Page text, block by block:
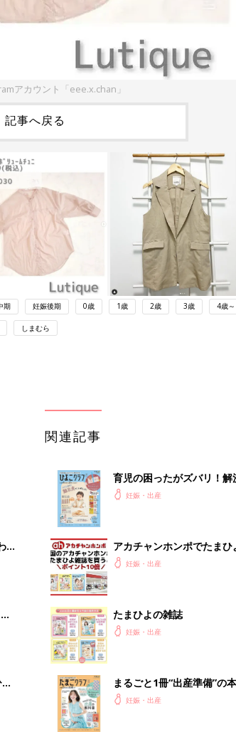
アカウント「eee.x.chan」
記事へ戻る
期 妊娠後期 0歳 1歳 2歳 3歳 4歳～
しまむら
か
関連記事
育児の困ったがズバリ！解
『ひよこクラブ 秋号』 4
妊娠・出産
アカチャンホンポでたまひ
うとポイント10倍【期間限
妊娠・出産
たまひよの雑誌
妊娠・出産
まるごと1冊“出産準備”の
クラブ 夏号』〈スペシャル
妊娠・出産